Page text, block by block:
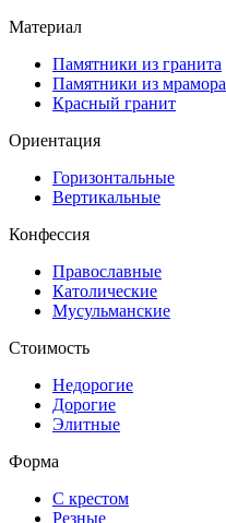
Материал
Памятники из гранита
Памятники из мрамора
Красный гранит
Ориентация
Горизонтальные
Вертикальные
Конфессия
Православные
Католические
Мусульманские
Стоимость
Недорогие
Дорогие
Элитные
Форма
С крестом
Резные